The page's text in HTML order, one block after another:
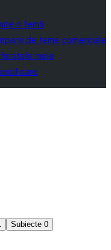
o temă
de teme comerciale
mele
Subiecte 0